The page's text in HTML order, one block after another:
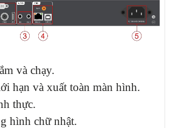
và chạy.
hạn và xuất toàn màn hình.
thực.
hình chữ nhật.